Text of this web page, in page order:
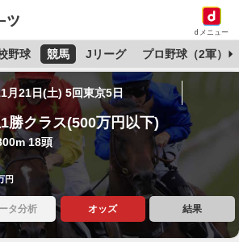
dメニュー
野球 競馬 Jリーグ プロ野球（2軍）
月21日(土) 5回東京5日
勝クラス(500万円以下)
18頭
円
タ分析 オッズ 結果